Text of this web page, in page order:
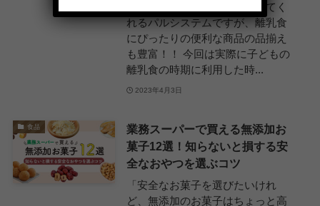
くのアイテムを自宅まで届けてく
れるパルシステムですが、離乳食
にぴったりの便利な商品の品揃え
も豊富！！ 今回は実際に子どもの
離乳食の時期に利用した時...
2023年4月3日
食品
業務スーパーで買える無添加お
菓子12選！知らないと損する安
全なおやつを選ぶコツ
「安全なお菓子を選びたいけれ
ど、無添加のお菓子はちょっと高